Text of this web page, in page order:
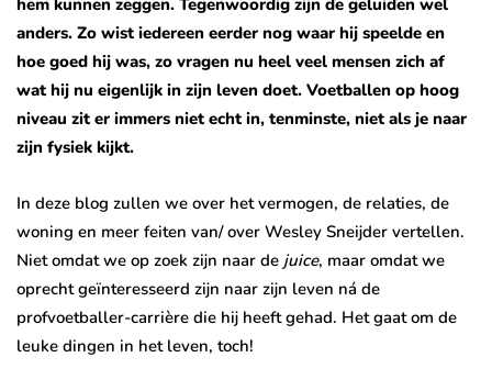
hem kunnen zeggen. Tegenwoordig zijn de geluiden wel
anders. Zo wist iedereen eerder nog waar hij speelde en
hoe goed hij was, zo vragen nu heel veel mensen zich af
wat hij nu eigenlijk in zijn leven doet. Voetballen op hoog
niveau zit er immers niet echt in, tenminste, niet als je naar
zijn fysiek kijkt.
In deze blog zullen we over het vermogen, de relaties, de
woning en meer feiten van/ over Wesley Sneijder vertellen.
Niet omdat we op zoek zijn naar de juice, maar omdat we
oprecht geïnteresseerd zijn naar zijn leven ná de
profvoetballer-carrière die hij heeft gehad. Het gaat om de
leuke dingen in het leven, toch!